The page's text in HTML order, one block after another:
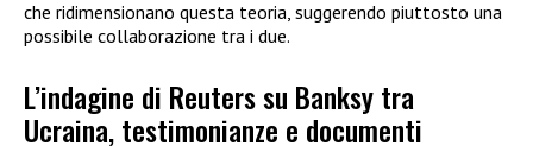
che ridimensionano questa teoria, suggerendo piuttosto una
possibile collaborazione tra i due.
L’indagine di Reuters su Banksy tra
Ucraina, testimonianze e documenti